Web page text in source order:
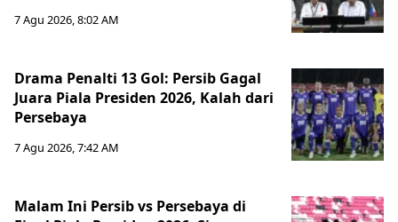
7 Agu 2026, 8:02 AM
Drama Penalti 13 Gol: Persib Gagal
Juara Piala Presiden 2026, Kalah dari
Persebaya
7 Agu 2026, 7:42 AM
Malam Ini Persib vs Persebaya di